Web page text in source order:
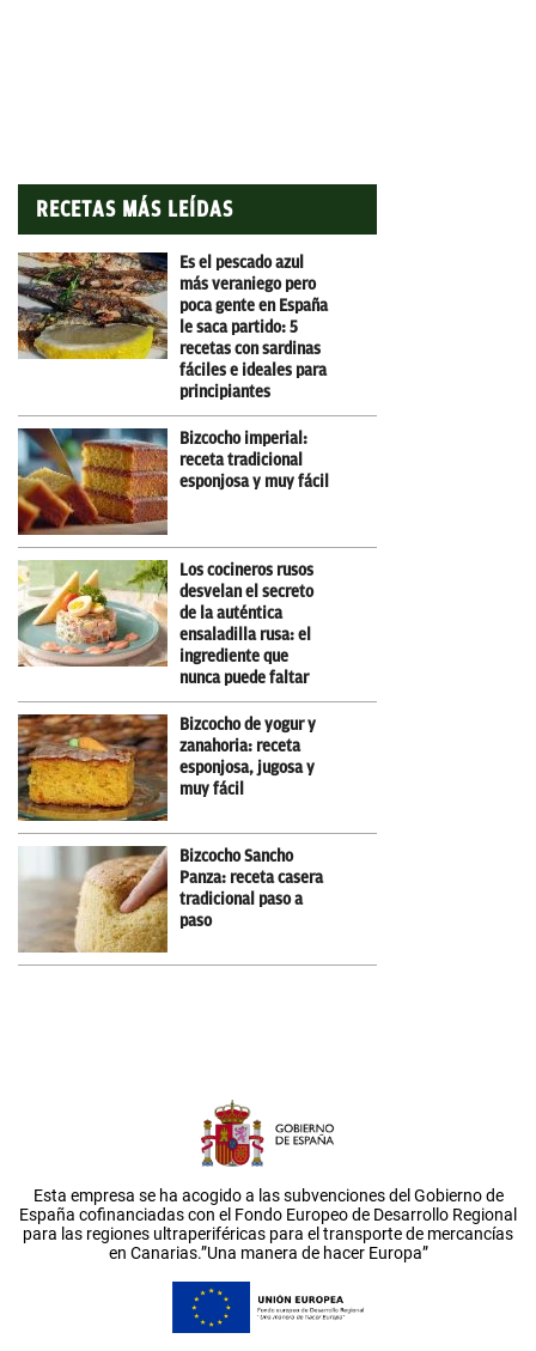
RECETAS MÁS LEÍDAS
Es el pescado azul
más veraniego pero
poca gente en España
le saca partido: 5
recetas con sardinas
fáciles e ideales para
principiantes
Bizcocho imperial:
receta tradicional
esponjosa y muy fácil
Los cocineros rusos
desvelan el secreto
de la auténtica
ensaladilla rusa: el
ingrediente que
nunca puede faltar
Bizcocho de yogur y
zanahoria: receta
esponjosa, jugosa y
muy fácil
Bizcocho Sancho
Panza: receta casera
tradicional paso a
paso
Esta empresa se ha acogido a las subvenciones del Gobierno de
España cofinanciadas con el Fondo Europeo de Desarrollo Regional
para las regiones ultraperiféricas para el transporte de mercancías
en Canarias.”Una manera de hacer Europa”